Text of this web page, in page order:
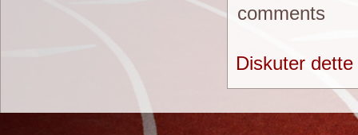
comments
Diskuter